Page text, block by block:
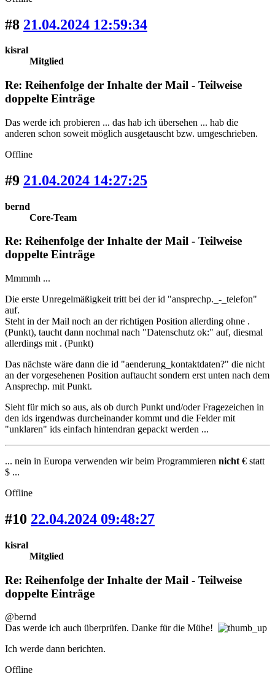
#8 21.04.2024 12:59:34
kisral
Mitglied
Re: Reihenfolge der Inhalte der Mail - Teilweise
doppelte Einträge
Das werde ich probieren ... das hab ich übersehen ... hab die
anderen schon soweit möglich ausgetauscht bzw. umgeschrieben.
Offline
#9 21.04.2024 14:27:25
bernd
Core-Team
Re: Reihenfolge der Inhalte der Mail - Teilweise
doppelte Einträge
Mmmmh ...
Die erste Unregelmäßigkeit tritt bei der id "ansprechp._-_telefon"
auf.
Steht in der Mail noch an der richtigen Position allerding ohne .
(Punkt), taucht dann nochmal nach "Datenschutz ok:" auf, diesmal
allerdings mit . (Punkt)
Das nächste wäre dann die id "aenderung_kontaktdaten?" die nicht
an der vorgesehenen Position auftaucht sondern erst unten nach dem
Ansprechp. mit Punkt.
Sieht für mich so aus, als ob durch Punkt und/oder Fragezeichen in
den ids irgendwas durcheinander kommt und die Felder mit
"unklaren" ids einfach hintendran gepackt werden ...
... nein in Europa verwenden wir beim Programmieren nicht € statt
$ ...
Offline
#10 22.04.2024 09:48:27
kisral
Mitglied
Re: Reihenfolge der Inhalte der Mail - Teilweise
doppelte Einträge
@bernd
Das werde ich auch überprüfen. Danke für die Mühe!
Ich werde dann berichten.
Offline